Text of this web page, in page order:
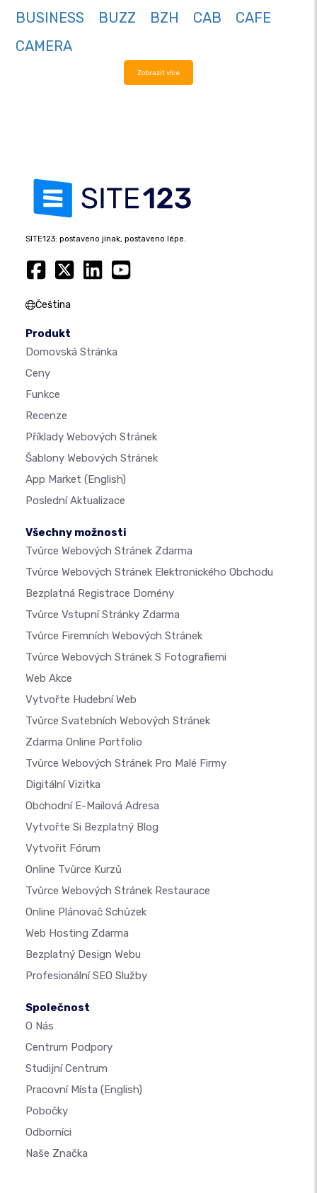
BUSINESS
BUZZ BZH CAB
CAFE
CAMERA
Zobrazit více
SITE123: postaveno jinak, postaveno lépe.
Čeština
Produkt
Domovská Stránka
Ceny
Funkce
Recenze
Příklady Webových Stránek
Šablony Webových Stránek
App Market (English)
Poslední Aktualizace
Všechny možnosti
Tvůrce Webových Stránek Zdarma
Tvůrce Webových Stránek Elektronického Obchodu
Bezplatná Registrace Domény
Tvůrce Vstupní Stránky Zdarma
Tvůrce Firemních Webových Stránek
Tvůrce Webových Stránek S Fotografiemi
Web Akce
Vytvořte Hudební Web
Tvůrce Svatebních Webových Stránek
Zdarma Online Portfolio
Tvůrce Webových Stránek Pro Malé Firmy
Digitální Vizitka
Obchodní E-Mailová Adresa
Vytvořte Si Bezplatný Blog
Vytvořit Fórum
Online Tvůrce Kurzů
Tvůrce Webových Stránek Restaurace
Online Plánovač Schůzek
Web Hosting Zdarma
Bezplatný Design Webu
Profesionální SEO Služby
Společnost
O Nás
Centrum Podpory
Studijní Centrum
Pracovní Místa (English)
Pobočky
Odborníci
Naše Značka